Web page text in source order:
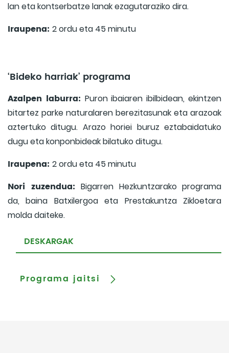
lan eta kontserbatze lanak ezagutaraziko dira.
Iraupena: 2 ordu eta 45 minutu
‘Bideko harriak’ programa
Azalpen laburra: Puron ibaiaren ibilbidean, ekintzen
bitartez parke naturalaren berezitasunak eta arazoak
aztertuko ditugu. Arazo horiei buruz eztabaidatuko
dugu eta konponbideak bilatuko ditugu.
Iraupena: 2 ordu eta 45 minutu
Nori zuzendua: Bigarren Hezkuntzarako programa
da, baina Batxilergoa eta Prestakuntza Zikloetara
molda daiteke.
DESKARGAK
Programa jaitsi